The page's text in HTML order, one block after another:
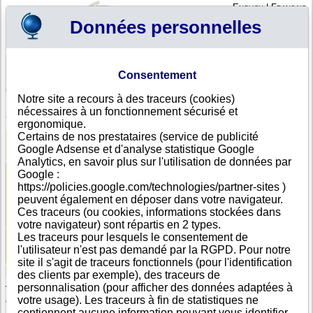
English|Français
Votre panier est vide
Recherchez et trouvez des informations sur les sociétés
samoanes
Aide|Tous les pays
Trouvez les informations légales et financières sur les
entreprises samoanes
Données personnelles
Consentement
Notre site a recours à des traceurs (cookies)
nécessaires à un fonctionnement sécurisé et
ergonomique.
Certains de nos prestataires (service de publicité
Google Adsense et d'analyse statistique Google
Analytics, en savoir plus sur l'utilisation de données par
Google :
https://policies.google.com/technologies/partner-sites )
peuvent également en déposer dans votre navigateur.
Ces traceurs (ou cookies, informations stockées dans
votre navigateur) sont répartis en 2 types.
Les traceurs pour lesquels le consentement de
l'utilisateur n'est pas demandé par la RGPD. Pour notre
site il s'agit de traceurs fonctionnels (pour l'identification
des clients par exemple), des traceurs de
personnalisation (pour afficher des données adaptées à
votre usage). Les traceurs à fin de statistiques ne